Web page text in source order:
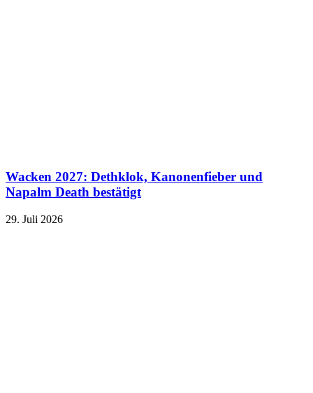
Wacken 2027: Dethklok, Kanonenfieber und
Napalm Death bestätigt
29. Juli 2026